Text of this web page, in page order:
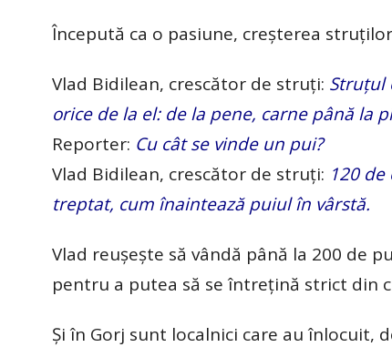
Începută ca o pasiune, creșterea
Vlad Bidilean, crescător de struți: Struțul
orice de la el: de la pene, carne până la
Reporter: Cu cât se vinde un pui?
Vlad Bidilean, crescător de struți: 120
treptat, cum înaintează puiul în vârstă.
Vlad reușește să vândă până la 200 de
pentru a putea să se întrețină strict din
Și în Gorj sunt localnici care au înlocuit,